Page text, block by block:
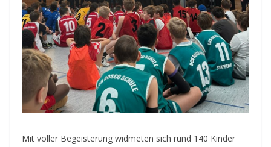
Mit voller Begeisterung widmeten sich rund 140 Kinder